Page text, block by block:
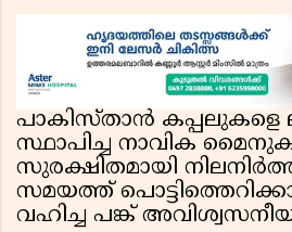
പാകിസ്താൻ കപ്പലുകളെ
സ്ഥാപിച്ച നാവിക
സുരക്ഷിതമായി
സമയത്ത്
വഹിച്ച പങ്ക്